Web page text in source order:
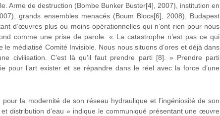
Arme de destruction (Bombe Bunker Buster[4], 2007), institution en
grands ensembles menacés (Boum Blocs[6], 2008), Budapest
d’œuvres plus ou moins opérationnelles qui n’ont rien pour nous
comme une prise de parole. « La catastrophe n’est pas ce qui
médiatisé Comité Invisible. Nous nous situons d’ores et déjà dans
civilisation. C’est là qu’il faut prendre parti [8]. » Prendre parti
pour l’art exister et se répandre dans le réel avec la force d’une
la modernité de son réseau hydraulique et l’ingéniosité de son
distribution d’eau » indique le communiqué présentant une œuvre